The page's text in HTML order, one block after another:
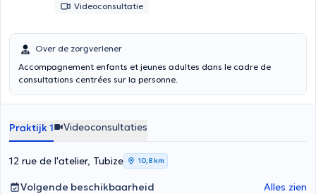
Videoconsultatie
Over de zorgverlener
Accompagnement enfants et jeunes adultes dans le cadre de
consultations centrées sur la personne.
Praktijk 1 Videoconsultaties
12 rue de l'atelier, Tubize 10,8 km
Volgende beschikbaarheid Alles zien